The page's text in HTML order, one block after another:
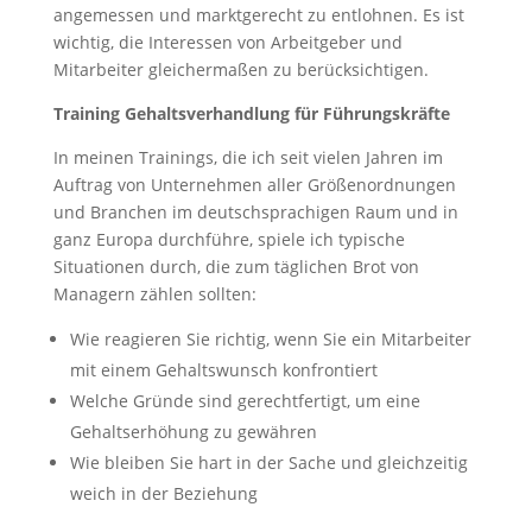
angemessen und marktgerecht zu entlohnen. Es ist
wichtig, die Interessen von Arbeitgeber und
Mitarbeiter gleichermaßen zu berücksichtigen.
Training Gehaltsverhandlung für Führungskräfte
In meinen Trainings, die ich seit vielen Jahren im
Auftrag von Unternehmen aller Größenordnungen
und Branchen im deutschsprachigen Raum und in
ganz Europa durchführe, spiele ich typische
Situationen durch, die zum täglichen Brot von
Managern zählen sollten:
Wie reagieren Sie richtig, wenn Sie ein Mitarbeiter
mit einem Gehaltswunsch konfrontiert
Welche Gründe sind gerechtfertigt, um eine
Gehaltserhöhung zu gewähren
Wie bleiben Sie hart in der Sache und gleichzeitig
weich in der Beziehung